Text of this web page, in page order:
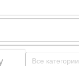
Все категории